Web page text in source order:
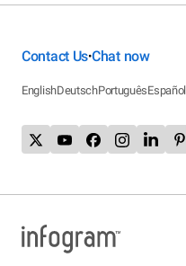
Contact Us•Chat now
EnglishDeutschPortuguêsEspañol